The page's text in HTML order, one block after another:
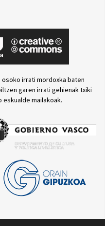
osoko irrati mordoxka baten
garen irrati gehienak txiki
eskualde mailakoak.